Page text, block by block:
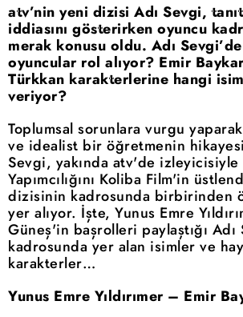
atv’nin yeni dizisi Adı Sevgi,
iddiasını gösterirken oyuncu
merak konusu oldu. Adı
oyuncular rol alıyor? Emir
Türkkan karakterlerine hangi
veriyor?
Toplumsal sorunlara vurgu
ve idealist bir öğretmenin
Sevgi, yakında atv'de izleyicisiyle
Yapımcılığını Koliba Film'in
dizisinin kadrosunda birbirinden
yer alıyor. İşte, Yunus Emre
Güneş'in başrolleri paylaştığı
kadrosunda yer alan isimler ve
karakterler…
Yunus Emre Yıldırımer – Emir